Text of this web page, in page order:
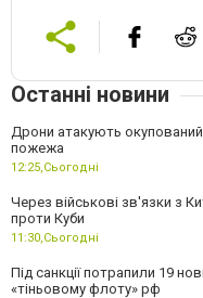
Останні новини
Дрони атакують окупований
пожежа
12:25,Сьогодні
Через військові зв'язки з
проти Куби
11:30,Сьогодні
Під санкції потрапили 19
«тіньовому флоту» рф